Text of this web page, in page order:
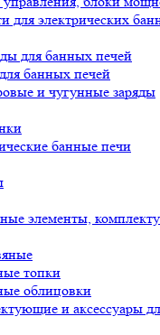
для электрических
для банных печей
банных печей
и чугунные заряды
банные печи
элементы,
топки
облицовки
и аксессуары